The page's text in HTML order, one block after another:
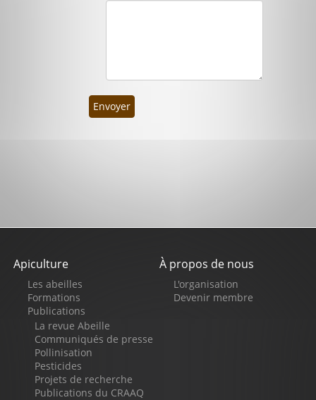
Envoyer
Pied
de
page
À propos de nous
L'organisation
Devenir membre
Apiculture
Les abeilles
Formations
Publications
La revue Abeille
Communiqués de presse
Pollinisation
Pesticides
Projets de recherche
Publications du CRAAQ